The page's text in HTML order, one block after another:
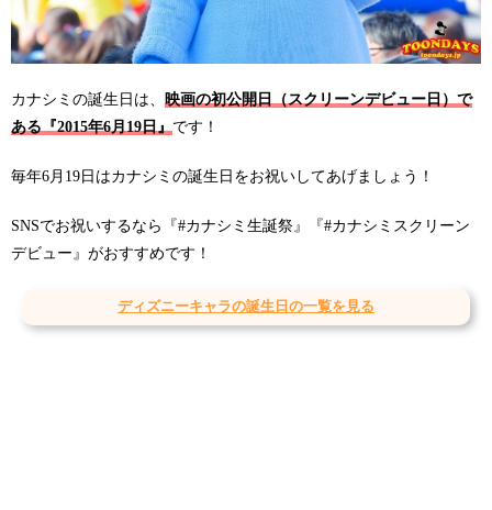
カナシミの誕生日は、 映画の初公開日（スクリーンデビュー日）で
ある『2015年6月19日』 です！
毎年6月19日はカナシミの誕生日をお祝いしてあげましょう！
SNSでお祝いするなら『#カナシミ生誕祭』『#カナシミスクリーン
デビュー』がおすすめです！
ディズニーキャラの誕生日の一覧を見る